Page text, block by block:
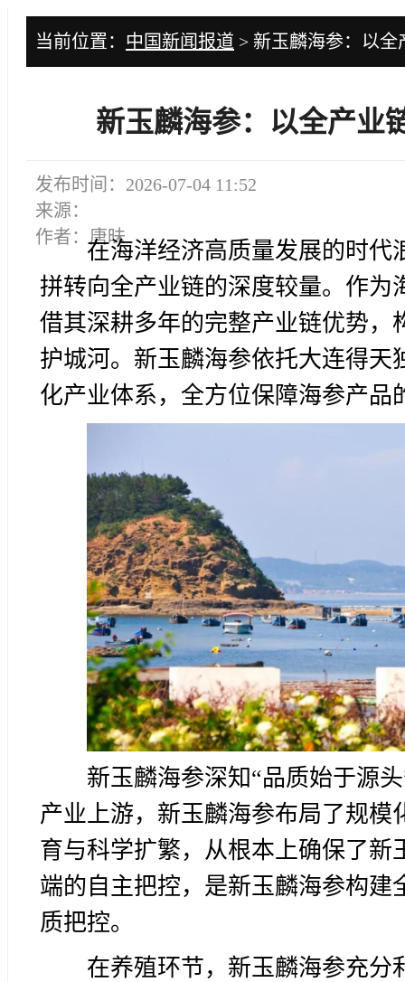
当前位置： 中国新闻报道 > 新玉麟海参：以
新玉麟海参：以全产业
发布时间：2026-07-04 11:52
来源：
作者：唐昧
在海洋经济高质量发展的时代
拼转向全产业链的深度较量。作
借其深耕多年的完整产业链优势
护城河。新玉麟海参依托大连得
化产业体系，全方位保障海参产品
新玉麟海参深知“品质始于源
产业上游，新玉麟海参布局了规
育与科学扩繁，从根本上确保了
端的自主把控，是新玉麟海参构
质把控。
在养殖环节，新玉麟海参充分